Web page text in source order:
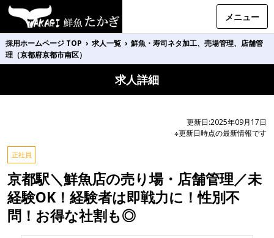
メニュー
採用ホームページ TOP › 求人一覧 › 鮮魚・寿司ネタ加工、売場管理、店舗管
理（京都府京都市南区）
求人詳細
更新日:2025年09月17日
※更新日時点の最新情報です
正社員
京都駅＼鮮魚店の売り場・店舗管理／未
経験OK！経験者は即戦力に！性別不
問！お得な社割も◎